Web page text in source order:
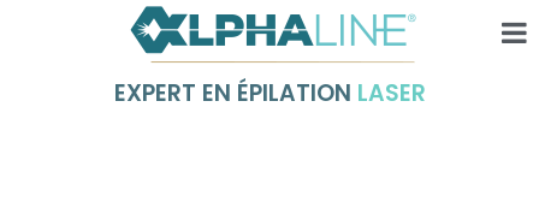
EXPERT EN ÉPILATION LASER